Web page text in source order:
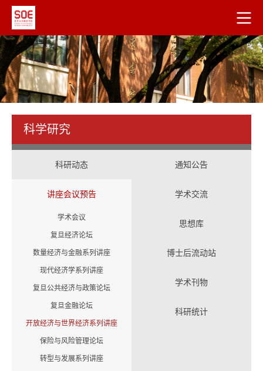
科学研究
科研动态 通知公告
讲座会议预告
学术会议
复旦经济论坛
数量经济与金融系列讲座
现代经济学系列讲座
复旦公共经济与政策论坛
复旦金融论坛
开放经济与世界经济系列讲座
保险与风险管理论坛
转型与发展系列讲座
学术交流
思想库
博士后流动站
学术刊物
科研统计